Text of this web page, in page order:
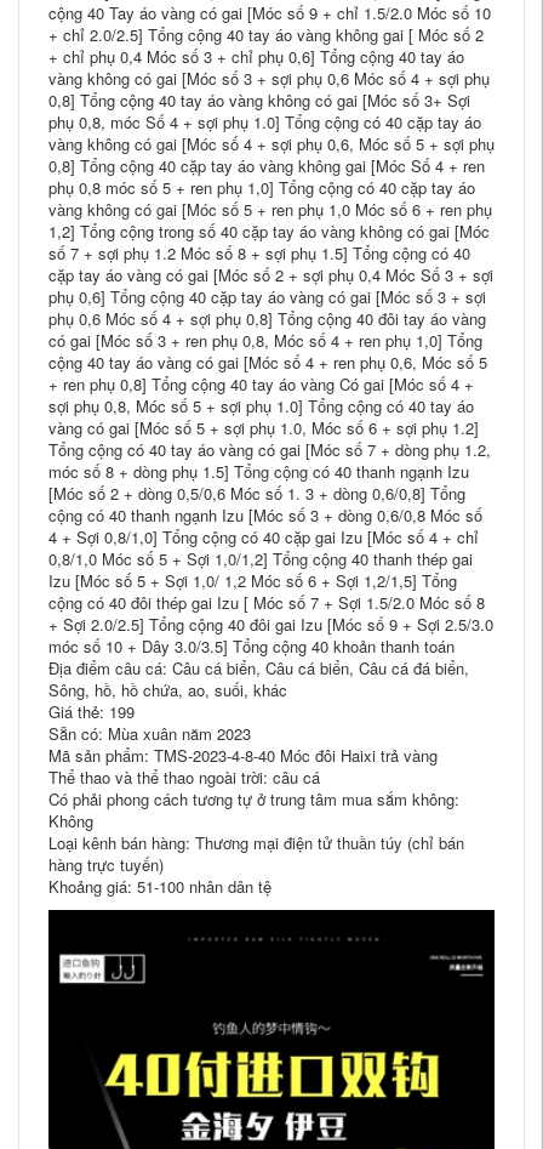
cộng 40 Tay áo vàng có gai [Móc số 9 + chỉ 1.5/2.0 Móc số 10
+ chỉ 2.0/2.5] Tổng cộng 40 tay áo vàng không gai [ Móc số 2
+ chỉ phụ 0,4 Móc số 3 + chỉ phụ 0,6] Tổng cộng 40 tay áo
vàng không có gai [Móc số 3 + sợi phụ 0,6 Móc số 4 + sợi phụ
0,8] Tổng cộng 40 tay áo vàng không có gai [Móc số 3+ Sợi
phụ 0,8, móc Số 4 + sợi phụ 1.0] Tổng cộng có 40 cặp tay áo
vàng không có gai [Móc số 4 + sợi phụ 0,6, Móc số 5 + sợi phụ
0,8] Tổng cộng 40 cặp tay áo vàng không gai [Móc Số 4 + ren
phụ 0,8 móc số 5 + ren phụ 1,0] Tổng cộng có 40 cặp tay áo
vàng không có gai [Móc số 5 + ren phụ 1,0 Móc số 6 + ren phụ
1,2] Tổng cộng trong số 40 cặp tay áo vàng không có gai [Móc
số 7 + sợi phụ 1.2 Móc số 8 + sợi phụ 1.5] Tổng cộng có 40
cặp tay áo vàng có gai [Móc số 2 + sợi phụ 0,4 Móc Số 3 + sợi
phụ 0,6] Tổng cộng 40 cặp tay áo vàng có gai [Móc số 3 + sợi
phụ 0,6 Móc số 4 + sợi phụ 0,8] Tổng cộng 40 đôi tay áo vàng
có gai [Móc số 3 + ren phụ 0,8, Móc số 4 + ren phụ 1,0] Tổng
cộng 40 tay áo vàng có gai [Móc số 4 + ren phụ 0,6, Móc số 5
+ ren phụ 0,8] Tổng cộng 40 tay áo vàng Có gai [Móc số 4 +
sợi phụ 0,8, Móc số 5 + sợi phụ 1.0] Tổng cộng có 40 tay áo
vàng có gai [Móc số 5 + sợi phụ 1.0, Móc số 6 + sợi phụ 1.2]
Tổng cộng có 40 tay áo vàng có gai [Móc số 7 + dòng phụ 1.2,
móc số 8 + dòng phụ 1.5] Tổng cộng có 40 thanh ngạnh Izu
[Móc số 2 + dòng 0,5/0,6 Móc số 1. 3 + dòng 0,6/0,8] Tổng
cộng có 40 thanh ngạnh Izu [Móc số 3 + dòng 0,6/0,8 Móc số
4 + Sợi 0,8/1,0] Tổng cộng có 40 cặp gai Izu [Móc số 4 + chỉ
0,8/1,0 Móc số 5 + Sợi 1,0/1,2] Tổng cộng 40 thanh thép gai
Izu [Móc số 5 + Sợi 1,0/ 1,2 Móc số 6 + Sợi 1,2/1,5] Tổng
cộng có 40 đôi thép gai Izu [ Móc số 7 + Sợi 1.5/2.0 Móc số 8
+ Sợi 2.0/2.5] Tổng cộng 40 đôi gai Izu [Móc số 9 + Sợi 2.5/3.0
móc số 10 + Dây 3.0/3.5] Tổng cộng 40 khoản thanh toán
Địa điểm câu cá: Câu cá biển, Câu cá biển, Câu cá đá biển,
Sông, hồ, hồ chứa, ao, suối, khác
Giá thẻ: 199
Sẵn có: Mùa xuân năm 2023
Mã sản phẩm: TMS-2023-4-8-40 Móc đôi Haixi trả vàng
Thể thao và thể thao ngoài trời: câu cá
Có phải phong cách tương tự ở trung tâm mua sắm không:
Không
Loại kênh bán hàng: Thương mại điện tử thuần túy (chỉ bán
hàng trực tuyến)
Khoảng giá: 51-100 nhân dân tệ